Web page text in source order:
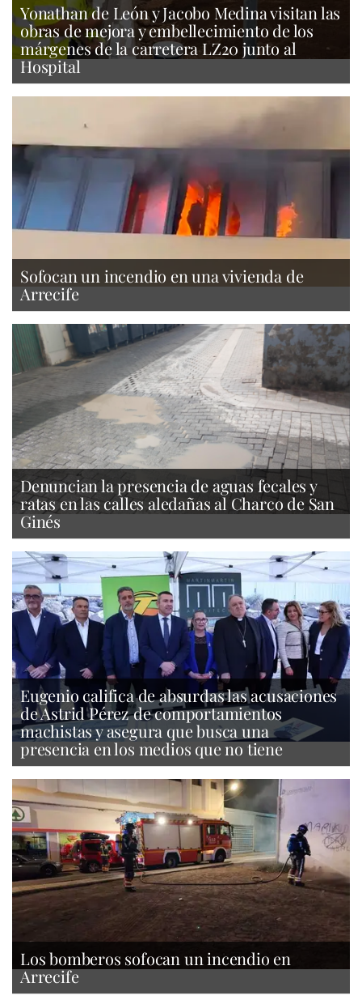
Yonathan de León y Jacobo Medina visitan las
obras de mejora y embellecimiento de los
márgenes de la carretera LZ20 junto al
Hospital
Sofocan un incendio en una vivienda de
Arrecife
Denuncian la presencia de aguas fecales y
ratas en las calles aledañas al Charco de San
Ginés
Eugenio califica de absurdas las acusaciones
de Astrid Pérez de comportamientos
machistas y asegura que busca una
presencia en los medios que no tiene
Los bomberos sofocan un incendio en
Arrecife